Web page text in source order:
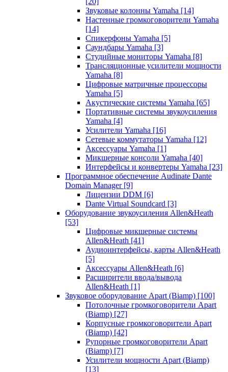
Звуковые колонны Yamaha [14]
Настенные громкоговорители Yamaha
[14]
Спикерфоны Yamaha [5]
Саундбары Yamaha [3]
Студийные мониторы Yamaha [8]
Трансляционные усилители мощности
Yamaha [8]
Цифровые матричные процессоры
Yamaha [5]
Акустические системы Yamaha [65]
Портативные системы звукоусиления
Yamaha [4]
Усилители Yamaha [16]
Сетевые коммутаторы Yamaha [12]
Аксессуары Yamaha [1]
Микшерные консоли Yamaha [40]
Интерфейсы и конвертеры Yamaha [23]
Программное обеспечение Audinate Dante
Domain Manager [9]
Лицензии DDM [6]
Dante Virtual Soundcard [3]
Оборудование звукоусиления Allen&Heath
[53]
Цифровые микшерные системы
Allen&Heath [41]
Аудиоинтерфейсы, карты Allen&Heath
[5]
Аксессуары Allen&Heath [6]
Расширители ввода/вывода
Allen&Heath [1]
Звуковое оборудование Apart (Biamp) [100]
Потолочные громкоговорители Apart
(Biamp) [27]
Корпусные громкоговорители Apart
(Biamp) [42]
Рупорные громкоговорители Apart
(Biamp) [7]
Усилители мощности Apart (Biamp)
[13]